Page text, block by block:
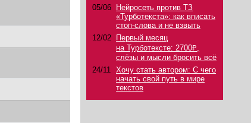
05/06
Нейросеть против ТЗ
«Турботекста»: как вписать
стоп-слова и не взвыть
12/02
Первый месяц
на Турботексте: 2700₽,
слёзы и мысли бросить всё
24/11
Хочу стать автором: С чего
начать свой путь в мире
текстов